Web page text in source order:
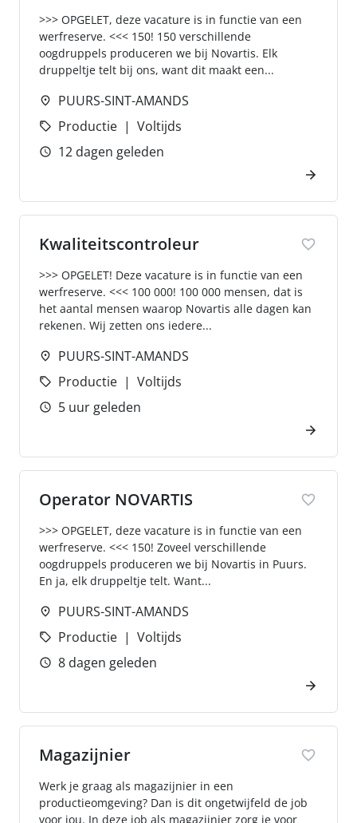
>>> OPGELET, deze vacature is in functie van een
werfreserve. <<< 150! 150 verschillende
oogdruppels produceren we bij Novartis. Elk
druppeltje telt bij ons, want dit maakt een...
PUURS-SINT-AMANDS
Productie
Voltijds
12 dagen geleden
Kwaliteitscontroleur
>>> OPGELET! Deze vacature is in functie van een
werfreserve. <<< 100 000! 100 000 mensen, dat is
het aantal mensen waarop Novartis alle dagen kan
rekenen. Wij zetten ons iedere...
PUURS-SINT-AMANDS
Productie
Voltijds
5 uur geleden
Operator NOVARTIS
>>> OPGELET, deze vacature is in functie van een
werfreserve. <<< 150! Zoveel verschillende
oogdruppels produceren we bij Novartis in Puurs.
En ja, elk druppeltje telt. Want...
PUURS-SINT-AMANDS
Productie
Voltijds
8 dagen geleden
Magazijnier
Werk je graag als magazijnier in een
productieomgeving? Dan is dit ongetwijfeld de job
voor jou. In deze job als magazijnier zorg je voor